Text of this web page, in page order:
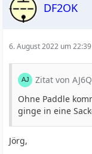
DF2OK
6. August 2022 um 22:39
Zitat von
Ohne Paddle
ginge in eine
Jörg,